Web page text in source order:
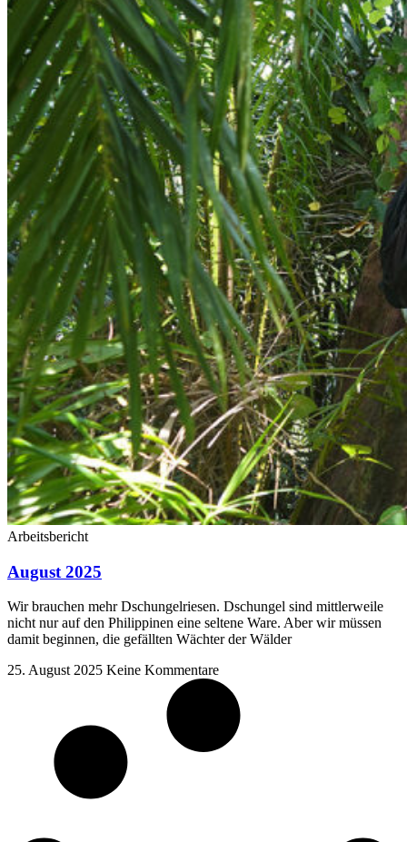
Arbeitsbericht
August 2025
Wir brauchen mehr Dschungelriesen. Dschungel sind mittlerweile
nicht nur auf den Philippinen eine seltene Ware. Aber wir müssen
damit beginnen, die gefällten Wächter der Wälder
25. August 2025 Keine Kommentare